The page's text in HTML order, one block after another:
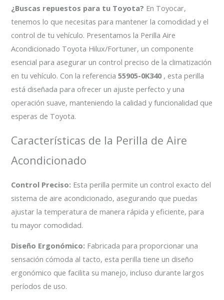
¿Buscas repuestos para tu Toyota? En Toyocar,
tenemos lo que necesitas para mantener la comodidad y el
control de tu vehículo. Presentamos la Perilla Aire
Acondicionado Toyota Hilux/Fortuner, un componente
esencial para asegurar un control preciso de la climatización
en tu vehículo. Con la referencia55905-0K340, esta perilla
está diseñada para ofrecer un ajuste perfecto y una
operación suave, manteniendo la calidad y funcionalidad que
esperas de Toyota.
Características de la Perilla de Aire
Acondicionado
Control Preciso: Esta perilla permite un control exacto del
sistema de aire acondicionado, asegurando que puedas
ajustar la temperatura de manera rápida y eficiente, para
tu mayor comodidad.
Diseño Ergonómico: Fabricada para proporcionar una
sensación cómoda al tacto, esta perilla tiene un diseño
ergonómico que facilita su manejo, incluso durante largos
períodos de uso.